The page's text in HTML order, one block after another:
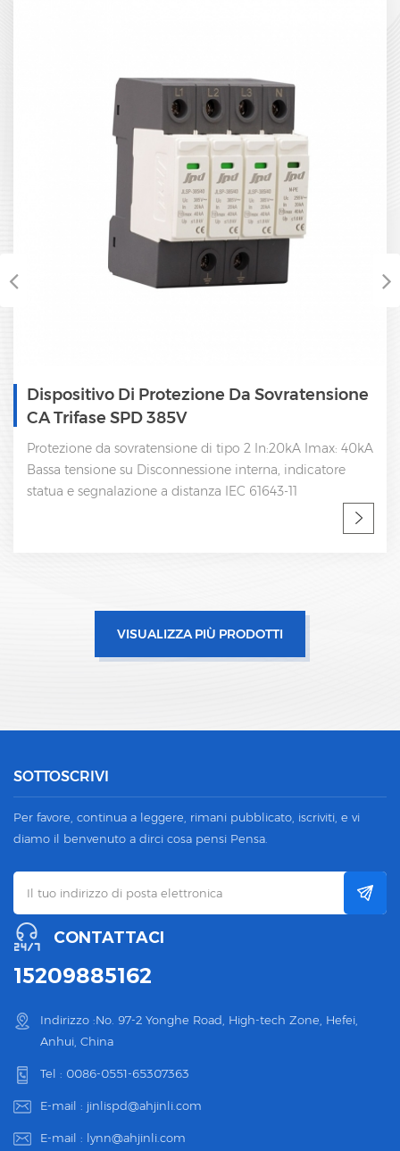
Dispositivo Di Protezione Contro Le
Sovratensioni CA Trifase Di Tipo 2 SPD 175V
Protezione da sovratensione di tipo 2, Uc=175V, 4 poli ac
spd, protezione da sovratensione 40ka In:20kA Imax:
40kA Bassa tensione su Disconnessione interna,
indicatore statua e segnalazione a distanza IEC 61643-11
VISUALIZZA PIÙ PRODOTTI
SOTTOSCRIVI
Per favore, continua a leggere, rimani pubblicato, iscriviti, e vi
diamo il benvenuto a dirci cosa pensi Pensa.
CONTATTACI
15209885162
Indirizzo :No. 97-2 Yonghe Road, High-tech Zone, Hefei,
Anhui, China
Tel : 0086-0551-65307363
E-mail : jinlispd@ahjinli.com
E-mail : lynn@ahjinli.com